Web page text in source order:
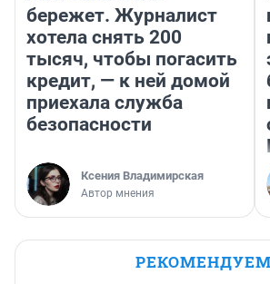
бережет. Журналист
хотела снять 200
тысяч, чтобы погасить
кредит, — к ней домой
приехала служба
безопасности
Ксения Владимирская
Автор мнения
РЕКОМЕНДУЕМ